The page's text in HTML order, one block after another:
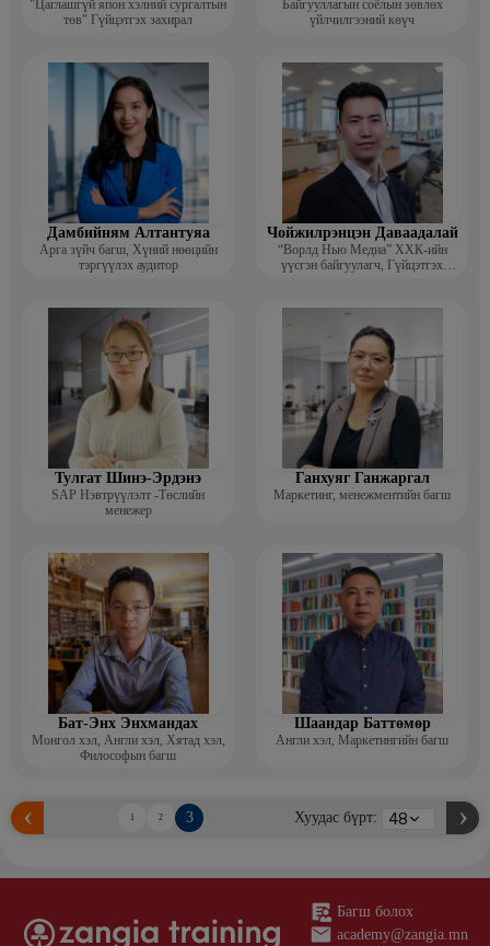
"Цаглашгүй япон хэлний сургалтын
төв" Гүйцэтгэх захирал
Байгууллагын соёлын зөвлөх
үйлчилгээний көүч
Дамбийням Алтантуяа
Арга зүйч багш, Хүний нөөцийн
тэргүүлэх аудитор
Чойжилрэнцэн Даваадалай
“Ворлд Нью Медиа” ХХК-ийн
үүсгэн байгуулагч, Гүйцэтгэх
Тулгат Шинэ-Эрдэнэ
SAP Нэвтрүүлэлт -Төслийн
менежер
Ганхуяг Ганжаргал
Маркетинг, менежментийн багш
Бат-Энх Энхмандах
Монгол хэл, Англи хэл, Хятад хэл,
Философын багш
Шаандар Баттөмөр
Англи хэл, Маркетингийн багш
1 2 3 Хуудас бүрт:
Багш болох
academy@zangia.mn